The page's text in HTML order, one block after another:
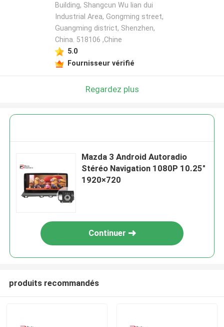
Building, Shangcun Wu lian dui
Industrial Area, Gongming street,
Guangming district, Shenzhen,
China. 518106 ,Chine
5.0
Fournisseur vérifié
Regardez plus
Mazda 3 Android Autoradio
Stéréo Navigation 1080P 10.25"
1920×720
Continuer
produits recommandés